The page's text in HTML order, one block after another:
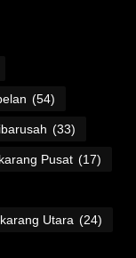
(54)
(33)
Pusat (17)
Utara (24)